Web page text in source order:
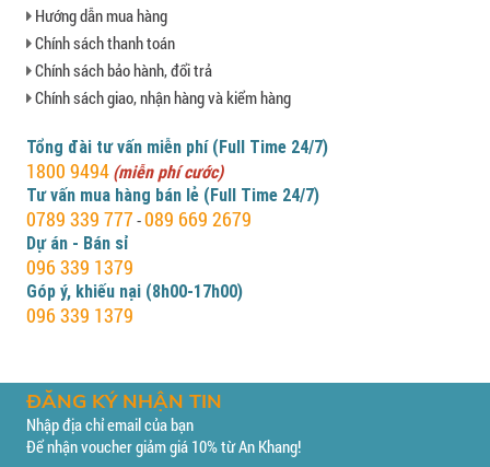
Hướng dẫn mua hàng
Chính sách thanh toán
Chính sách bảo hành, đổi trả
Chính sách giao, nhận hàng và kiểm hàng
Tổng đài tư vấn miễn phí (Full Time 24/7)
1800 9494 (miễn phí cước)
Tư vấn mua hàng bán lẻ (Full Time 24/7)
0789 339 777 -089 669 2679
Dự án - Bán sỉ
096 339 1379
Góp ý, khiếu nại (8h00-17h00)
096 339 1379
ĐĂNG KÝ NHẬN TIN
Nhập địa chỉ email của bạn
Để nhận voucher giảm giá 10% từ An Khang!